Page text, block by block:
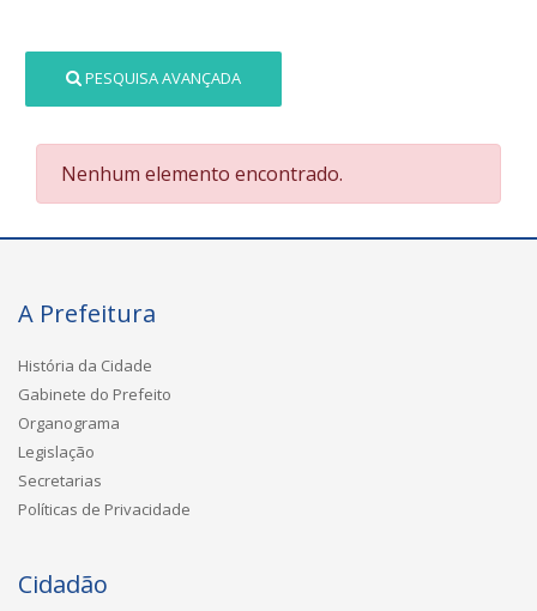
PESQUISA AVANÇADA
Nenhum elemento encontrado.
A Prefeitura
História da Cidade
Gabinete do Prefeito
Organograma
Legislação
Secretarias
Políticas de Privacidade
Cidadão